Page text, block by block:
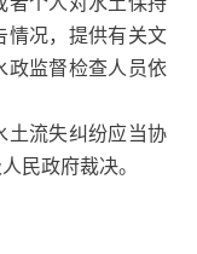
情况，提供有关文
监督检查人员依
流失纠纷应当协
民政府裁决。